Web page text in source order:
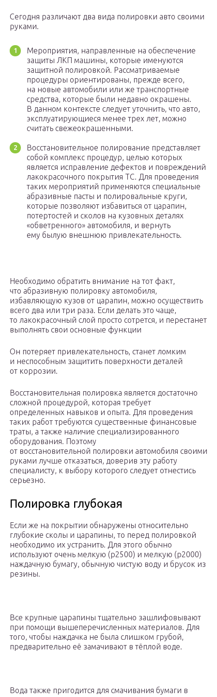
Сегодня различают два вида полировки авто своими
руками.
Мероприятия, направленные на обеспечение
защиты ЛКП машины, которые именуются
защитной полировкой. Рассматриваемые
процедуры ориентированы, прежде всего,
на новые автомобили или же транспортные
средства, которые были недавно окрашены.
В данном контексте следует уточнить, что авто,
эксплуатирующиеся менее трех лет, можно
считать свежеокрашенными.
Восстановительное полирование представляет
собой комплекс процедур, целью которых
является исправление дефектов и повреждений
лакокрасочного покрытия ТС. Для проведения
таких мероприятий применяются специальные
абразивные пасты и полировальные круги,
которые позволяют избавиться от царапин,
потертостей и сколов на кузовных деталях
«обветренного» автомобиля, и вернуть
ему былую внешнюю привлекательность.
Необходимо обратить внимание на тот факт,
что абразивную полировку автомобиля,
избавляющую кузов от царапин, можно осуществить
всего два или три раза. Если делать это чаще,
то лакокрасочный слой просто сотрется, и перестанет
выполнять свои основные функции
Он потеряет привлекательность, станет ломким
и неспособным защитить поверхности деталей
от коррозии.
Восстановительная полировка является достаточно
сложной процедурой, которая требует
определенных навыков и опыта. Для проведения
таких работ требуются существенные финансовые
траты, а также наличие специализированного
оборудования. Поэтому
от восстановительной полировки автомобиля своими
руками лучше отказаться, доверив эту работу
специалисту, к выбору которого следует отнестись
серьезно.
Полировка глубокая
Если же на покрытии обнаружены относительно
глубокие сколы и царапины, то перед полировкой
необходимо их устранить. Для этого обычно
используют очень мелкую (р2500) и мелкую (р2000)
наждачную бумагу, обычную чистую воду и брусок из
резины.
Все крупные царапины тщательно зашлифовывают
при помощи вышеперечисленных материалов. Для
того, чтобы наждачка не была слишком грубой,
предварительно её замачивают в тёплой воде.
Вода также пригодится для смачивания бумаги в